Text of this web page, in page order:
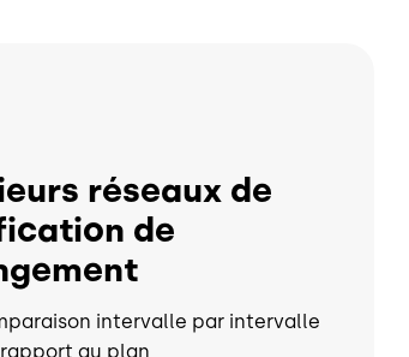
réseaux de
de
intervalle par intervalle
au plan